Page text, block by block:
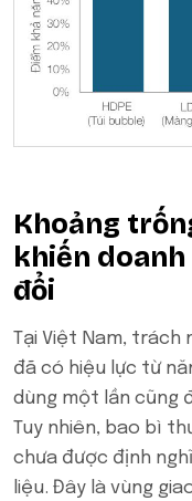
Khoảng
khiến
đổi
Tại Việt Nam, trách
đã có hiệu lực từ
dùng một lần cũng
Tuy nhiên, bao bì
chưa được định
liệu. Đây là vùng